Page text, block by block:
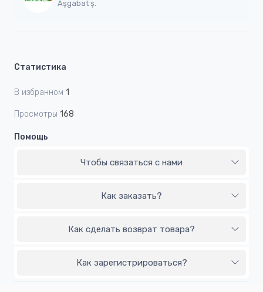
Aşgabat ş.
Статистика
В избранном 1
Просмотры 168
Помощь
Чтобы связаться с нами
Как заказать?
Как сделать возврат товара?
Как зарегистрироваться?